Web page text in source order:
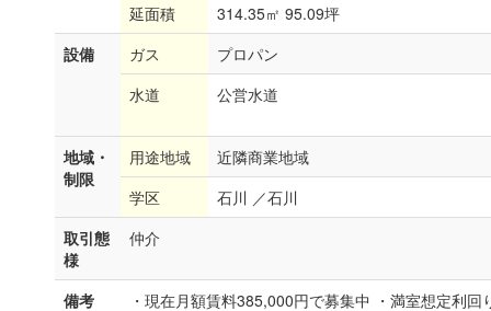
延面積
314.35㎡ 95.09坪
設備
ガス
プロパン
水道
公営水道
地域・
制限
用途地域
近隣商業地域
学区
石川 ／石川
取引態
様
仲介
備考 ・現在月額賃料385,000円で募集中 ・満室想定利